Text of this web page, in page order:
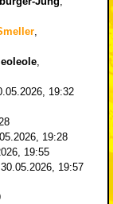
19:32
19:28
19:55
30.05.2026, 19:57